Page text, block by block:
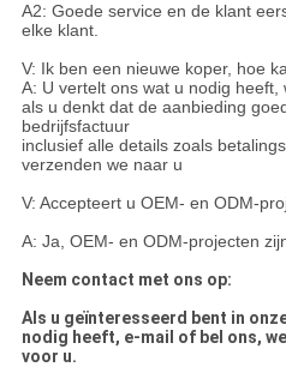
A2: Goede service en de klant
elke klant.
V: Ik ben een nieuwe koper, hoe
A: U vertelt ons wat u nodig
als u denkt dat de aanbieding
bedrijfsfactuur
inclusief alle details zoals
verzenden we naar u
V: Accepteert u OEM- en ODM-
A: Ja, OEM- en ODM-projecten
Neem contact met ons op:
Als u geïnteresseerd bent in
nodig heeft, e-mail of bel ons,
voor u.